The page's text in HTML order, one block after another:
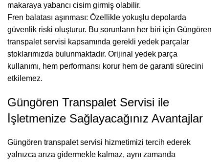
makaraya yabancı cisim girmiş olabilir.
Fren balatası aşınması: Özellikle yokuşlu depolarda
güvenlik riski oluşturur. Bu sorunların her biri için Güngören
transpalet servisi kapsamında gerekli yedek parçalar
stoklarımızda bulunmaktadır. Orijinal yedek parça
kullanımı, hem performansı korur hem de garanti sürecini
etkilemez.
Güngören Transpalet Servisi ile
İşletmenize Sağlayacağınız Avantajlar
Güngören transpalet servisi hizmetimizi tercih ederek
yalnızca arıza gidermekle kalmaz, aynı zamanda